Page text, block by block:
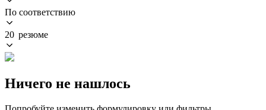
По соответствию
20 резюме
Ничего не нашлось